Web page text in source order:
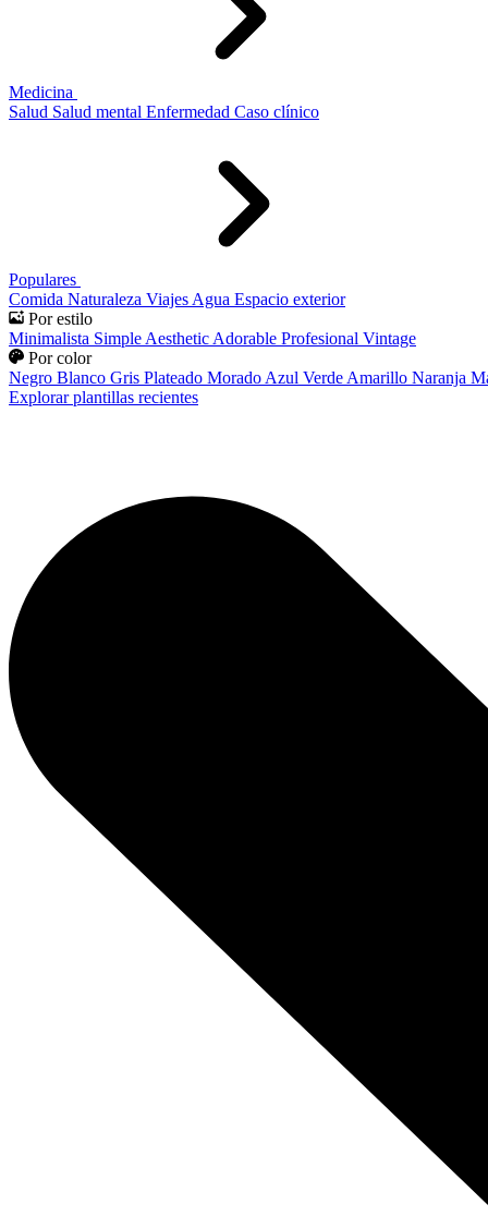
Medicina
Salud Salud mental Enfermedad Caso clínico
Populares
Comida Naturaleza Viajes Agua Espacio exterior
Por estilo
Minimalista Simple Aesthetic Adorable Profesional Vintage
Por color
Negro Blanco Gris Plateado Morado Azul Verde Amarillo Naranja
Explorar plantillas recientes